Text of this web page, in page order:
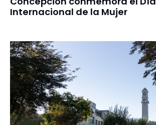
Internacional de la Mujer